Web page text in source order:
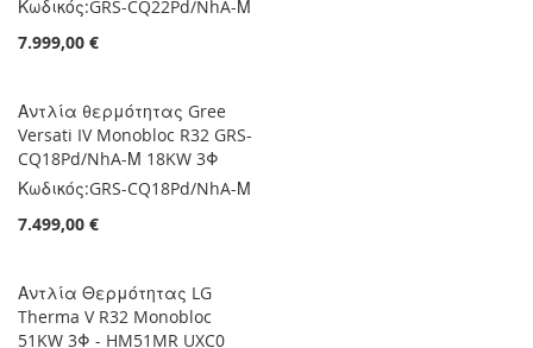
Κωδικός:GRS-CQ22Pd/NhA-Μ
7.999,00 €
Αντλία θερμότητας Gree
Versati IV Monobloc R32 GRS-
CQ18Pd/NhA-Μ 18KW 3Φ
Κωδικός:GRS-CQ18Pd/NhA-Μ
7.499,00 €
Αντλία Θερμότητας LG
Therma V R32 Monobloc
51KW 3Φ - HM51MR UXC0